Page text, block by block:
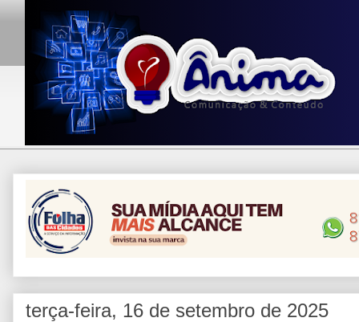
terça-feira, 16 de setembro de 2025